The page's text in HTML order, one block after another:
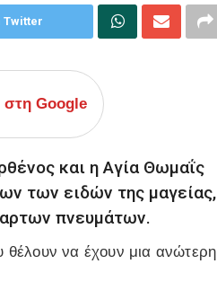
Twitter
Google
και η Αγία Θωμαΐς
των ειδών της μαγείας,
πνευμάτων.
θέλουν να έχουν μια ανώτερη